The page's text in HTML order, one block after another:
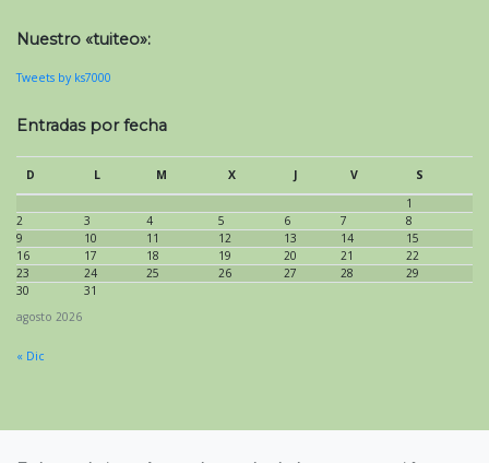
Nuestro «tuiteo»:
Tweets by ks7000
Entradas por fecha
agosto 2026
D L M X J V
S
1
2
3 4 5 6 7
8
9
10 11 12 13 14
15
16
17 18 19 20 21
22
23
24 25 26 27 28
29
30
31
« Dic